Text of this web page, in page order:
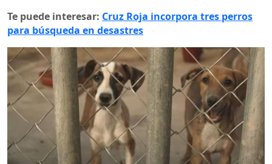
Te puede interesar: Cruz Roja incorpora tres perros
para búsqueda en desastres